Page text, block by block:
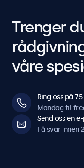
Trenger
våre
Ring oss på
Mandag til
Send oss en
Få svar innen